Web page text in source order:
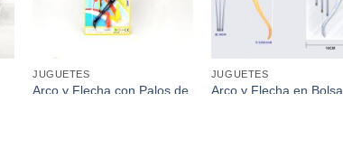
JUGUETES
Arco y Flecha con Palos de
JUGUETES
Arco y Flecha en Bolsa